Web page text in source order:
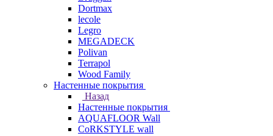
Dortmax
lecole
Legro
MEGADECK
Polivan
Terrapol
Wood Family
Настенные покрытия
Назад
Настенные покрытия
AQUAFLOOR Wall
CoRKSTYLE wall